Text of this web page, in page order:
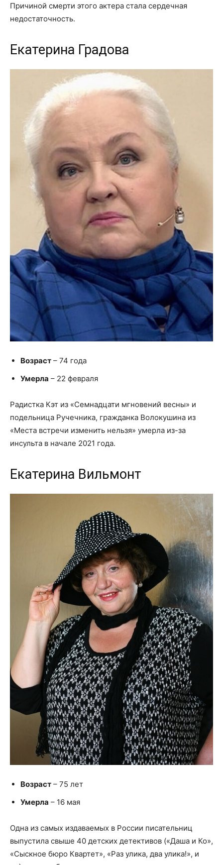
Причиной смерти этого актера стала сердечная
недостаточность.
Екатерина Градова
Возраст – 74 года
Умерла – 22 февраля
Радистка Кэт из «Семнадцати мгновений весны» и
подельница Ручечника, гражданка Волокушина из
«Места встречи изменить нельзя» умерла из-за
инсульта в начале 2021 года.
Екатерина Вильмонт
Возраст – 75 лет
Умерла – 16 мая
Одна из самых издаваемых в России писательниц
выпустила свыше 40 детских детективов («Даша и Ко»,
«Сыскное бюро Квартет», «Раз улика, два улика!», и